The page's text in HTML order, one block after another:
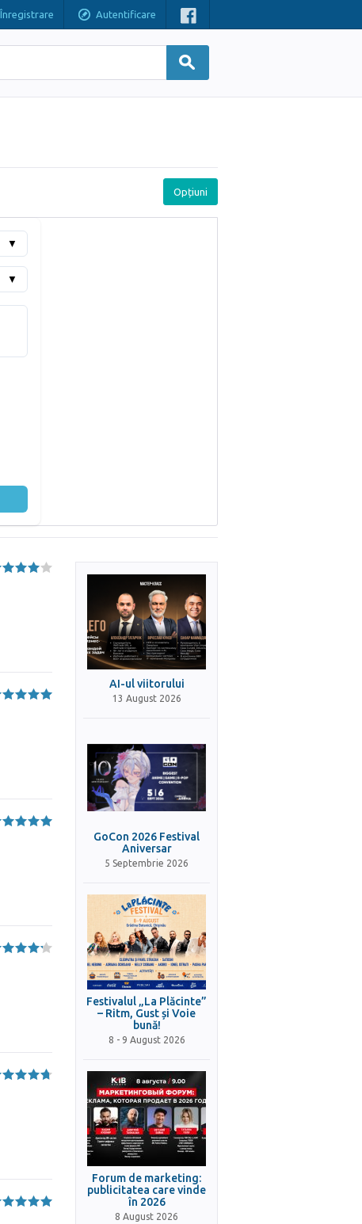
Înregistrare Autentificare
Opțiuni
▼
▼
AI-ul viitorului
13 August 2026
GoCon 2026 Festival
Aniversar
5 Septembrie 2026
Festivalul „La Plăcinte”
– Ritm, Gust și Voie
bună!
8 - 9 August 2026
Forum de marketing:
publicitatea care vinde
în 2026
8 August 2026